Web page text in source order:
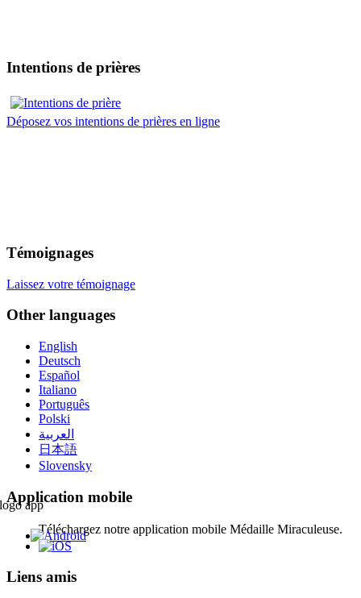
Intentions de prières
Déposez vos intentions de prières en ligne
Témoignages
Laissez votre témoignage
Other languages
English
Deutsch
Español
Italiano
Português
Polski
العربية
日本語
Slovensky
Application mobile
Téléchargez notre application mobile Médaille Miraculeuse.
Liens amis